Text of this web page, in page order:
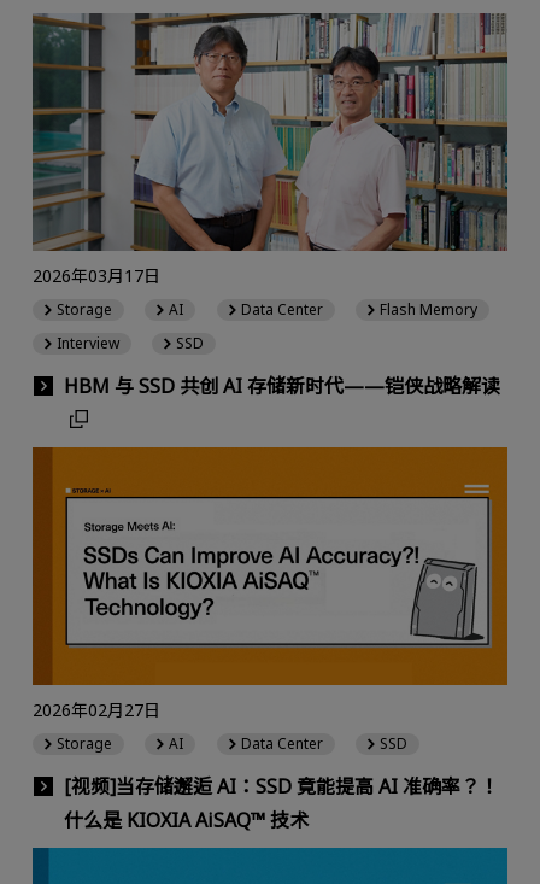
HBM 与 SSD 共创 AI 存储新时代——铠侠战略解读
2026年03月17日
Storage AI Data Center
Flash Memory
Interview
SSD
[视频]当存储邂逅 AI：SSD 竟能提高 AI 准确率？！
什么是 KIOXIA AiSAQ™ 技术
2026年02月27日
Storage AI Data Center SSD